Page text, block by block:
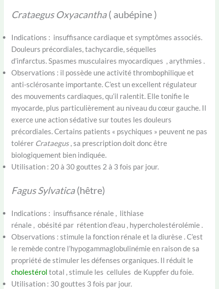
Crataegus Oxyacantha( aubépine )
Indications : insuffisance cardiaque et symptômes associés.
Douleurs précordiales, tachycardie, séquelles
d’infarctus. Spasmes musculaires myocardiques , arythmies .
Observations : il possède une activité thrombophilique et
anti-sclérosante importante. C’est un excellent régulateur
des mouvements cardiaques, qu’il ralentit. Elle tonifie le
myocarde, plus particulièrement au niveau du cœur gauche. Il
exerce une action sédative sur toutes les douleurs
précordiales. Certains patients « psychiques » peuvent ne pas
tolérer Crataegus , sa prescription doit donc être
biologiquement bien indiquée.
Utilisation : 20 à 30 gouttes 2 à 3 fois par jour.
Fagus Sylvatica(hêtre)
Indications : insuffisance rénale , lithiase
rénale , obésité par rétention d’eau , hypercholestérolémie .
Observations : stimule la fonction rénale et la diurèse . C’est
le remède contre l’hypogammaglobulinémie en raison de sa
propriété de stimuler les défenses organiques. Il réduit le
cholestéroltotal , stimule les cellules de Kuppfer du foie.
Utilisation : 30 gouttes 3 fois par jour.